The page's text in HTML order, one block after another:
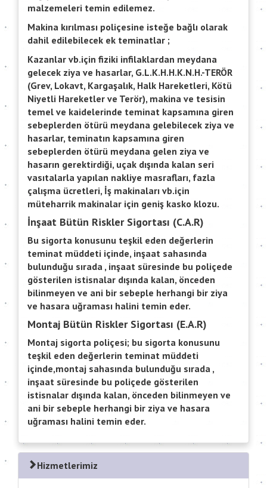
malzemeleri temin edilemez.
Makina kırılması poliçesine isteğe bağlı olarak
dahil edilebilecek ek teminatlar ;
Kazanlar vb.için fiziki infilaklardan meydana
gelecek ziya ve hasarlar, G.L.K.H.H.K.N.H.-TERÖR
(Grev, Lokavt, Kargaşalık, Halk Hareketleri, Kötü
Niyetli Hareketler ve Terör), makina ve tesisin
temel ve kaidelerinde teminat kapsamına giren
sebeplerden ötürü meydana gelebilecek ziya ve
hasarlar, teminatın kapsamına giren
sebeplerden ötürü meydana gelen ziya ve
hasarın gerektirdiği, uçak dışında kalan seri
vasıtalarla yapılan nakliye masrafları, fazla
çalışma ücretleri, İş makinaları vb.için
müteharrik makinalar için geniş kasko klozu.
İnşaat Bütün Riskler Sigortası (C.A.R)
Bu sigorta konusunu teşkil eden değerlerin
teminat müddeti içinde, inşaat sahasında
bulunduğu sırada , inşaat süresinde bu poliçede
gösterilen istisnalar dışında kalan, önceden
bilinmeyen ve ani bir sebeple herhangi bir ziya
ve hasara uğraması halini temin eder.
Montaj Bütün Riskler Sigortası (E.A.R)
Montaj sigorta poliçesi; bu sigorta konusunu
teşkil eden değerlerin teminat müddeti
içinde,montaj sahasında bulunduğu sırada ,
inşaat süresinde bu poliçede gösterilen
istisnalar dışında kalan, önceden bilinmeyen ve
ani bir sebeple herhangi bir ziya ve hasara
uğraması halini temin eder.
Hizmetlerimiz